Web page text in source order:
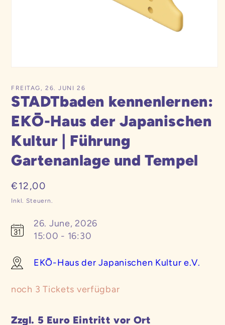
in
öffnen
FREITAG, 26. JUNI 26
STADTbaden kennenlernen:
EKŌ-Haus der Japanischen
Kultur | Führung
Gartenanlage und Tempel
Normaler
Preis
€12,00
Inkl. Steuern.
26. June, 2026
15:00 - 16:30
EKŌ-Haus der Japanischen Kultur e.V.
noch 3 Tickets verfügbar
Zzgl. 5 Euro Eintritt vor Ort